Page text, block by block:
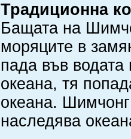
Традиционна
Бащата на
моряците в
пада във
океана, тя
океана. Шимчонг
наследява